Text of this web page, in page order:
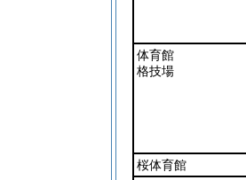
体育館
格技場
桜体育館